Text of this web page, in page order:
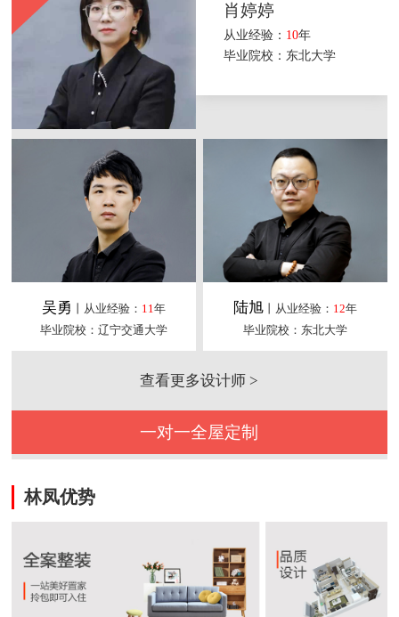
肖婷婷
从业经验： 10年
毕业院校：东北大学
吴勇 丨从业经验： 11年
毕业院校：辽宁交通大学
陆旭丨从业经验： 12年
毕业院校：东北大学
查看更多设计师 >
一对一全屋定制
林凤优势